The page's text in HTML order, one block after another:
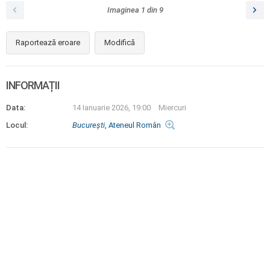
Imaginea 1 din 9
Raportează eroare Modifică
INFORMAȚII
Data: 14 Ianuarie 2026, 19:00
Miercuri
Locul:
Bucureşti, Ateneul Român